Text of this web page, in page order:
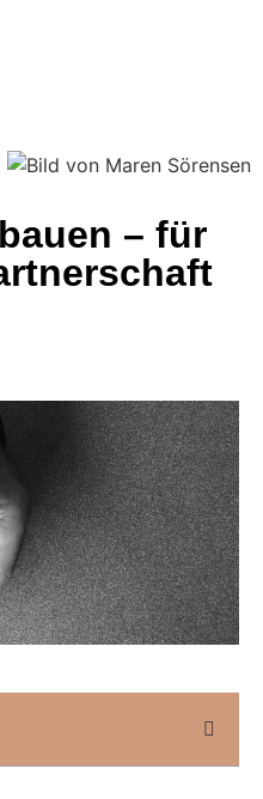
– für